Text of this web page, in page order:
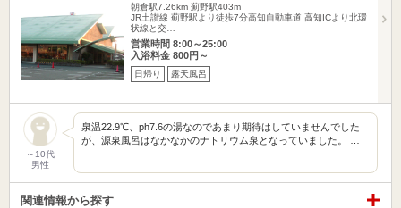
朝倉駅7.26km 薊野駅403m
JR土讃線 薊野駅より徒歩7分高知自動車道 高知ICより北環
状線と交…
営業時間 8:00～25:00
入浴料金 800円～
日帰り 露天風呂
～10代
男性
泉温22.9℃、ph7.6の湯なのであまり期待はしていませんでした
が、源泉風呂はなかなかのナトリウム泉となっていました。 …
関連情報から探す